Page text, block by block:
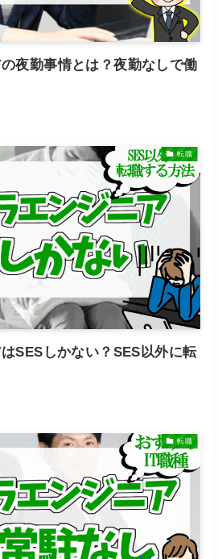
夜勤事情とは？夜勤なしで働
転職
SESしかない？SES以外に転
転職